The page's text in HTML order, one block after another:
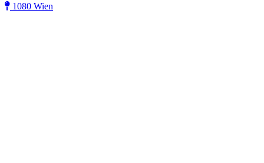
1080 Wien